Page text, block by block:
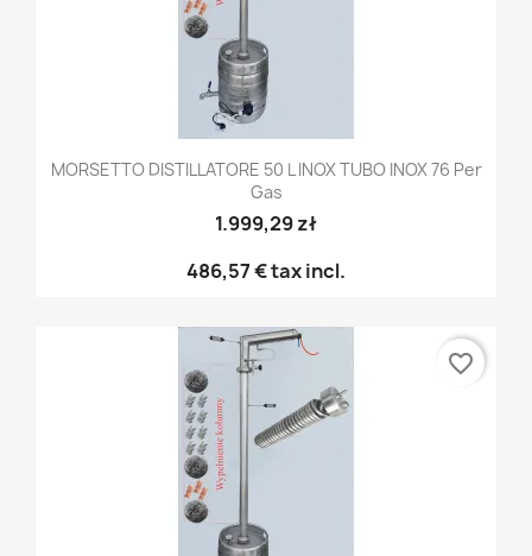
MORSETTO DISTILLATORE 50 L INOX TUBO INOX 76 Per
Gas
1.999,29 zł
486,57 €tax incl.
favorite_border